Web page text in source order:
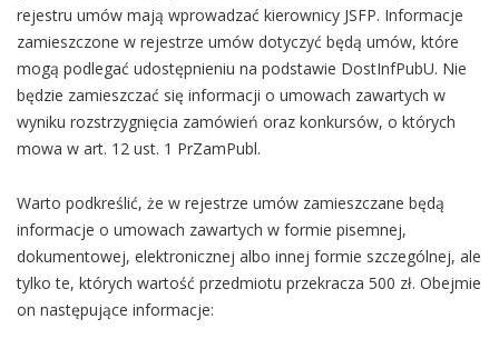
rejestru umów mają wprowadzać kierownicy JSFP. Informacje
zamieszczone w rejestrze umów dotyczyć będą umów, które
mogą podlegać udostępnieniu na podstawie DostInfPubU. Nie
będzie zamieszczać się informacji o umowach zawartych w
wyniku rozstrzygnięcia zamówień oraz konkursów, o których
mowa w art. 12 ust. 1 PrZamPubl.
Warto podkreślić, że w rejestrze umów zamieszczane będą
informacje o umowach zawartych w formie pisemnej,
dokumentowej, elektronicznej albo innej formie szczególnej, ale
tylko te, których wartość przedmiotu przekracza 500 zł. Obejmie
on następujące informacje: